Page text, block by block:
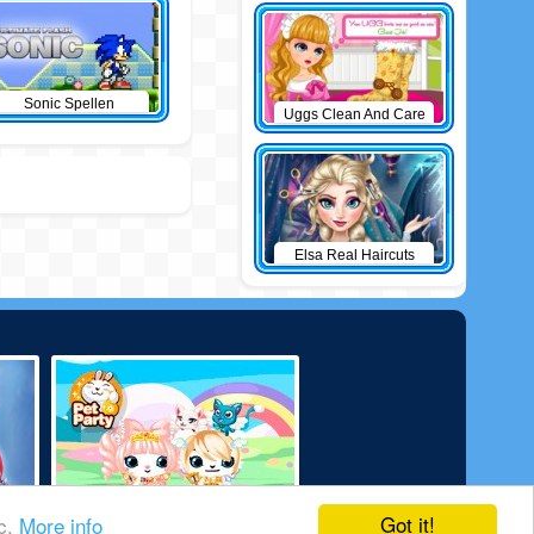
Got it!
More info
Sonic Spellen
Uggs Clean And Care
Elsa Real Haircuts